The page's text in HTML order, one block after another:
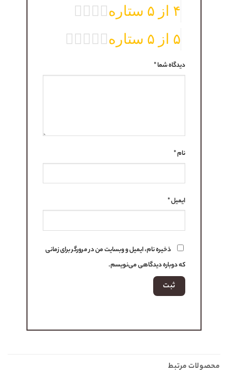
۴ از ۵ ستاره
۵ از ۵ ستاره
دیدگاه شما*
نام*
ایمیل*
ذخیره نام، ایمیل و وبسایت من در مرورگر برای زمانی
که دوباره دیدگاهی می‌نویسم.
محصولات مرتبط